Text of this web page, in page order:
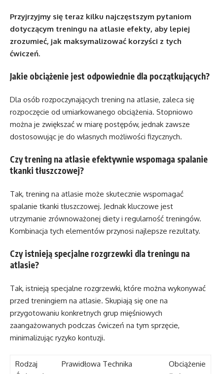
Przyjrzyjmy się teraz kilku najczęstszym pytaniom
dotyczącym treningu na atlasie efekty, aby lepiej
zrozumieć, jak maksymalizować korzyści z tych
ćwiczeń.
Jakie obciążenie jest odpowiednie dla początkujących?
Dla osób rozpoczynających trening na atlasie, zaleca się
rozpoczęcie od umiarkowanego obciążenia. Stopniowo
można je zwiększać w miarę postępów, jednak zawsze
dostosowując je do własnych możliwości fizycznych.
Czy trening na atlasie efektywnie wspomaga spalanie
tkanki tłuszczowej?
Tak, trening na atlasie może skutecznie wspomagać
spalanie tkanki tłuszczowej. Jednak kluczowe jest
utrzymanie zrównoważonej diety i regularność treningów.
Kombinacja tych elementów przynosi najlepsze rezultaty.
Czy istnieją specjalne rozgrzewki dla treningu na
atlasie?
Tak, istnieją specjalne rozgrzewki, które można wykonywać
przed treningiem na atlasie. Skupiają się one na
przygotowaniu konkretnych grup mięśniowych
zaangażowanych podczas ćwiczeń na tym sprzęcie,
minimalizując ryzyko kontuzji.
Rodzaj
Prawidłowa Technika
Obciążenie